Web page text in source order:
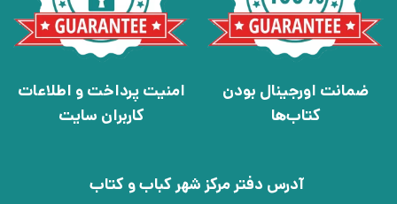
ضمانت اورجینال بودن
کتاب‌ها
امنیت پرداخت و اطلاعات
کاربران سایت
آدرس دفتر مرکز شهر کباب و کتاب